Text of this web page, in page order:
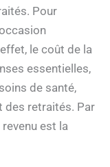
Pour
effet, le coût de la
essentielles,
de santé,
des retraités. Par
est la